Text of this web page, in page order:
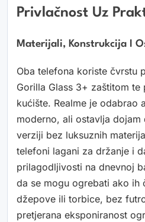
Privlačnost Uz
Materijali, Konstrukcija I
Oba telefona koriste čvrstu
Gorilla Glass 3+ zaštitom te
kućište. Realme je odabrao
moderno, ali ostavlja
verziji bez luksuznih
telefoni lagani za držanje i
prilagodljivosti na dnevnoj
da se mogu ogrebati ako ih
džepove ili torbice, bez
pretjerana eksponiranost